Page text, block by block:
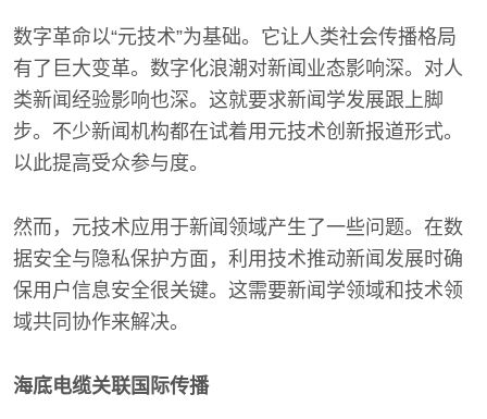
数字革命以“元技术”为基础。它让人类社会传播格局
有了巨大变革。数字化浪潮对新闻业态影响深。对人
类新闻经验影响也深。这就要求新闻学发展跟上脚
步。不少新闻机构都在试着用元技术创新报道形式。
以此提高受众参与度。
然而，元技术应用于新闻领域产生了一些问题。在数
据安全与隐私保护方面，利用技术推动新闻发展时确
保用户信息安全很关键。这需要新闻学领域和技术领
域共同协作来解决。
海底电缆关联国际传播